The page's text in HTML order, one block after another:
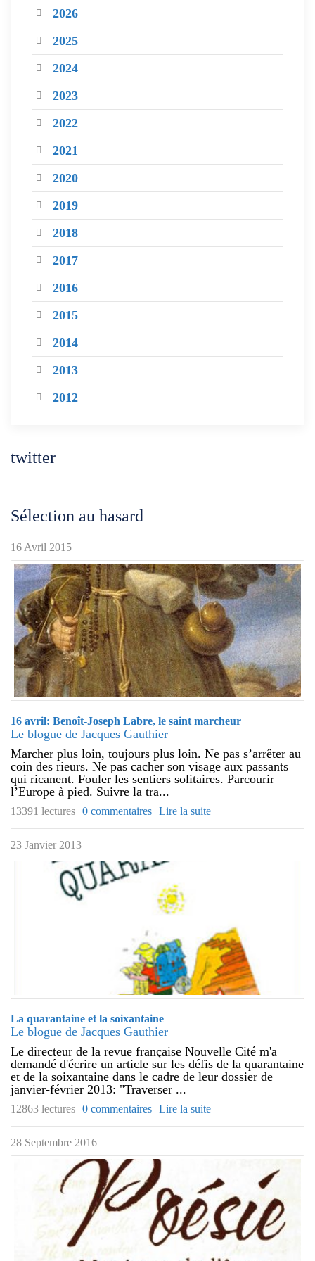
2026
2025
2024
2023
2022
2021
2020
2019
2018
2017
2016
2015
2014
2013
2012
twitter
Sélection au hasard
16 Avril 2015
16 avril: Benoît-Joseph Labre, le saint marcheur
Le blogue de Jacques Gauthier
Marcher plus loin, toujours plus loin. Ne pas s’arrêter au
coin des rieurs. Ne pas cacher son visage aux passants
qui ricanent. Fouler les sentiers solitaires. Parcourir
l’Europe à pied. Suivre la tra...
13391 lectures 0 commentaires Lire la suite
23 Janvier 2013
La quarantaine et la soixantaine
Le blogue de Jacques Gauthier
Le directeur de la revue française Nouvelle Cité m'a
demandé d'écrire un article sur les défis de la quarantaine
et de la soixantaine dans le cadre de leur dossier de
janvier-février 2013: "Traverser ...
12863 lectures 0 commentaires Lire la suite
28 Septembre 2016